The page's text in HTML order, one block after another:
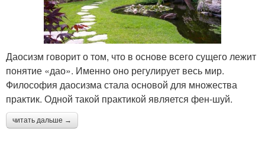
Даосизм говорит о том, что в основе всего сущего лежит
понятие «дао». Именно оно регулирует весь мир.
Философия даосизма стала основой для множества
практик. Одной такой практикой является фен-шуй.
читать дальше →